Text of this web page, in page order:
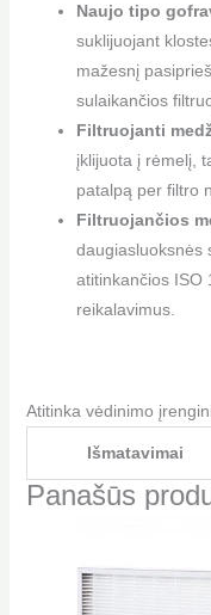
Naujo tipo
suklijuojant
mažesnį
sulaikančios
Filtruojanti
įklijuota į rėmelį,
patalpą per filtro
Filtruojančios
daugiasluoksnės
atitinkančios ISO
reikalavimus.
Atitinka vėdinimo
Išmatavimai
Panašūs